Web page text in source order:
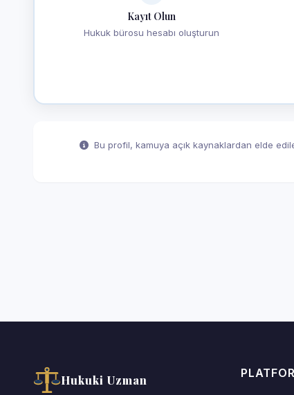
Kayıt Olun
Hukuk bürosu hesabı oluşturun
Bu profil, kamuya açık kaynaklardan elde
Hukuki Uzman